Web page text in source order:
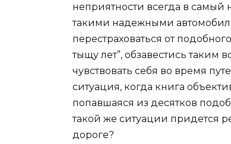
неприятности всегда в самый
такими надежными
перестраховаться от
тыщу лет”, обзавестись
чувствовать себя во время
ситуация, когда книга
попавшаяся из десятков
такой же ситуации придется
дороге?